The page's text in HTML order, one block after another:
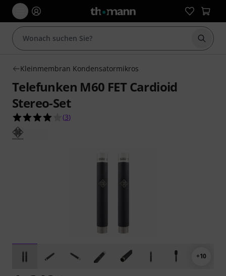
Suche
Kleinmembran Kondensatormikros
Telefunken M60 FET Cardioid
Stereo-Set
4.0 von 5 Sternen aus 3 Kundenbewertungen
(3)
+10